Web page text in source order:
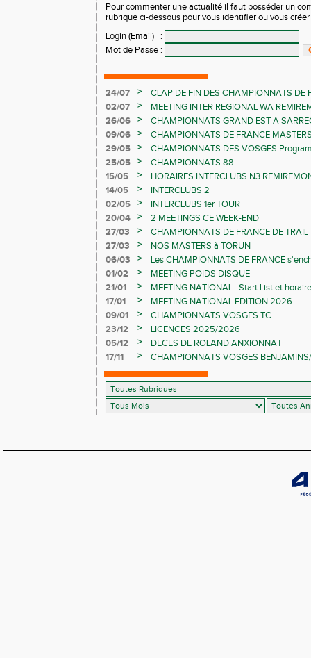
Pour commenter une actualité il faut posséder un
rubrique ci-dessous pour vous identifier ou vous
Login (Email)
:
Mot de Passe :
24/07 >
CLAP DE FIN DES CHAMPIONNATS DE
LES CHAMPIONNATS ELITE
02/07 >
MEETING INTER REGIONAL WA
26/06
>
CHAMPIONNATS GRAND EST A
09/06
>
CHAMPIONNATS DE FRANCE
29/05
>
CHAMPIONNATS DES VOSGES
25/05
>
CHAMPIONNATS 88
15/05
>
HORAIRES INTERCLUBS N3
14/05
>
INTERCLUBS 2
02/05
>
INTERCLUBS 1er TOUR
20/04
>
2 MEETINGS CE WEEK-END
27/03
>
CHAMPIONNATS DE FRANCE DE TRAIL
27/03
>
NOS MASTERS à TORUN
06/03
>
Les CHAMPIONNATS DE FRANCE
01/02
>
MEETING POIDS DISQUE
21/01
>
MEETING NATIONAL : Start List et
17/01
>
MEETING NATIONAL EDITION 2026
09/01
>
CHAMPIONNATS VOSGES TC
23/12
>
LICENCES 2025/2026
05/12
>
DECES DE ROLAND ANXIONNAT
17/11
> CHAMPIONNATS VOSGES